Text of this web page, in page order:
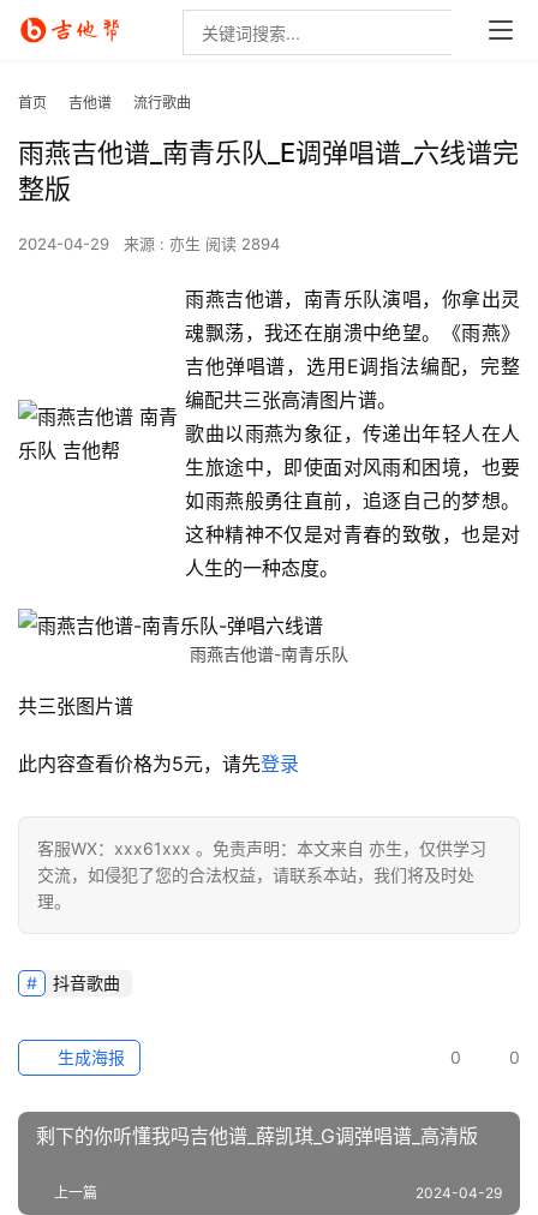
首页 吉他谱 流行歌曲
雨燕吉他谱_南青乐队_E调弹唱谱_六线谱完
整版
2024-04-29 来源 : 亦生 阅读 2894
雨燕吉他谱，南青乐队演唱，你拿出灵
魂飘荡，我还在崩溃中绝望。《雨燕》
吉他弹唱谱，选用E调指法编配，完整
编配共三张高清图片谱。
歌曲以雨燕为象征，传递出年轻人在人
生旅途中，即使面对风雨和困境，也要
如雨燕般勇往直前，追逐自己的梦想。
这种精神不仅是对青春的致敬，也是对
人生的一种态度。
雨燕吉他谱-南青乐队
共三张图片谱
此内容查看价格为5元，请先登录
客服WX：xxx61xxx 。免责声明：本文来自 亦生，仅供学习
交流，如侵犯了您的合法权益，请联系本站，我们将及时处
理。
抖音歌曲
0 0
生成海报
剩下的你听懂我吗吉他谱_薛凯琪_G调弹唱谱_高清版
上一篇 2024-04-29